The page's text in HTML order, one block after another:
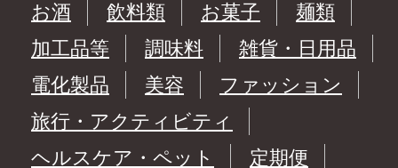
お酒
飲料類 お菓子
麺類
加工品等
調味料
雑貨・日用品
電化製品
美容
ファッション
旅行・アクティビティ
ヘルスケア・ペット
定期便